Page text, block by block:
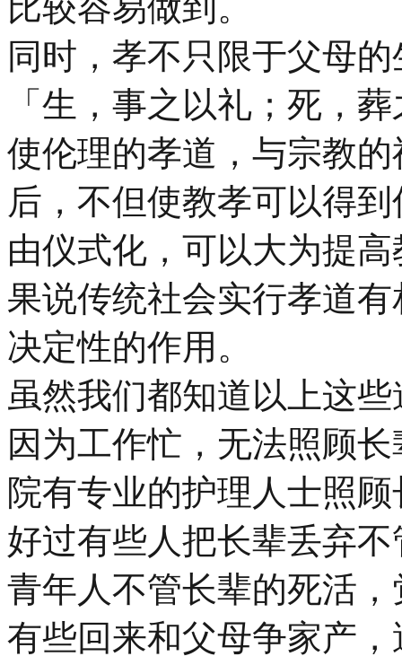
同时，孝不只限于父母
「生，事之以礼；死，
使伦理的孝道，与宗教
后，不但使教孝可以得
由仪式化，可以大为提
果说传统社会实行孝道
决定性的作用。
虽然我们都知道以上这
因为工作忙，无法照顾
院有专业的护理人士照
好过有些人把长辈丢弃
青年人不管长辈的死活
有些回来和父母争家产